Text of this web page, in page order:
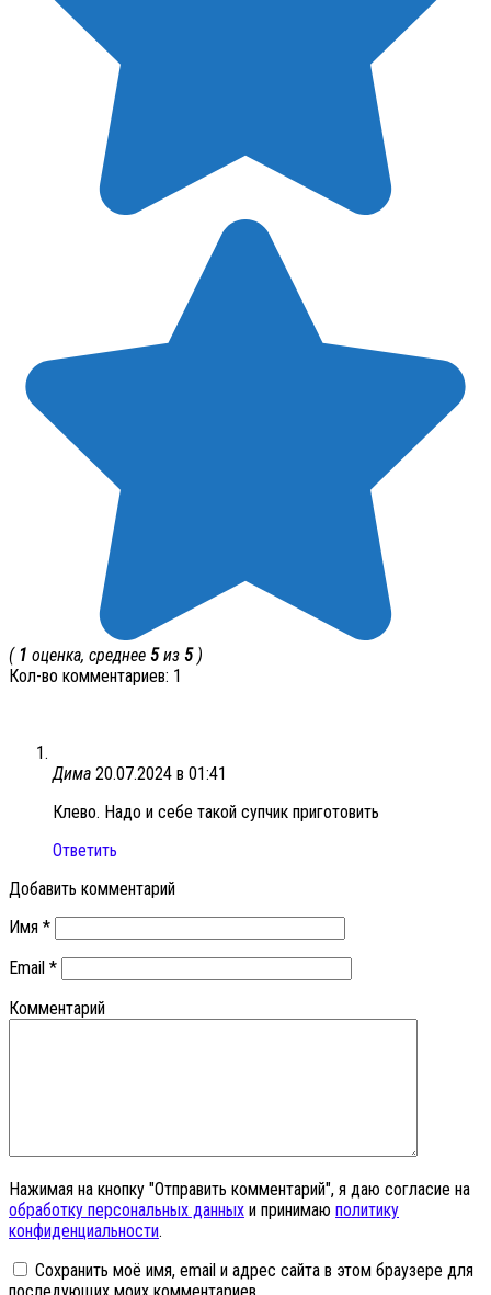
( 1 оценка, среднее 5из 5)
Кол-во комментариев: 1
Дима 20.07.2024 в 01:41
Клево. Надо и себе такой супчик приготовить
Ответить
Добавить комментарий
Имя *
Email *
Комментарий
Нажимая на кнопку "Отправить комментарий", я даю согласие на
обработку персональных данных и принимаю политику
конфиденциальности.
Сохранить моё имя, email и адрес сайта в этом браузере для